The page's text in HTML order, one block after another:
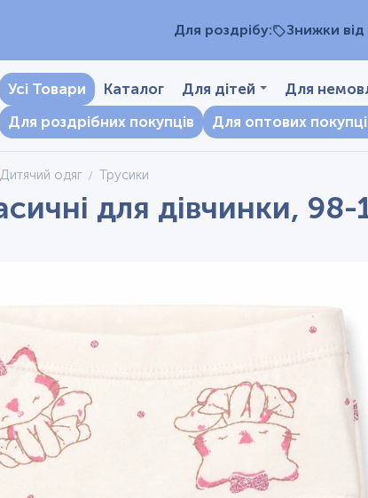
Для роздрібу: Знижки
Усі Товари Каталог Для дітей Для
Для роздрібних покупців
Для оптових
Дитячий одяг Трусики
для дівчинки,